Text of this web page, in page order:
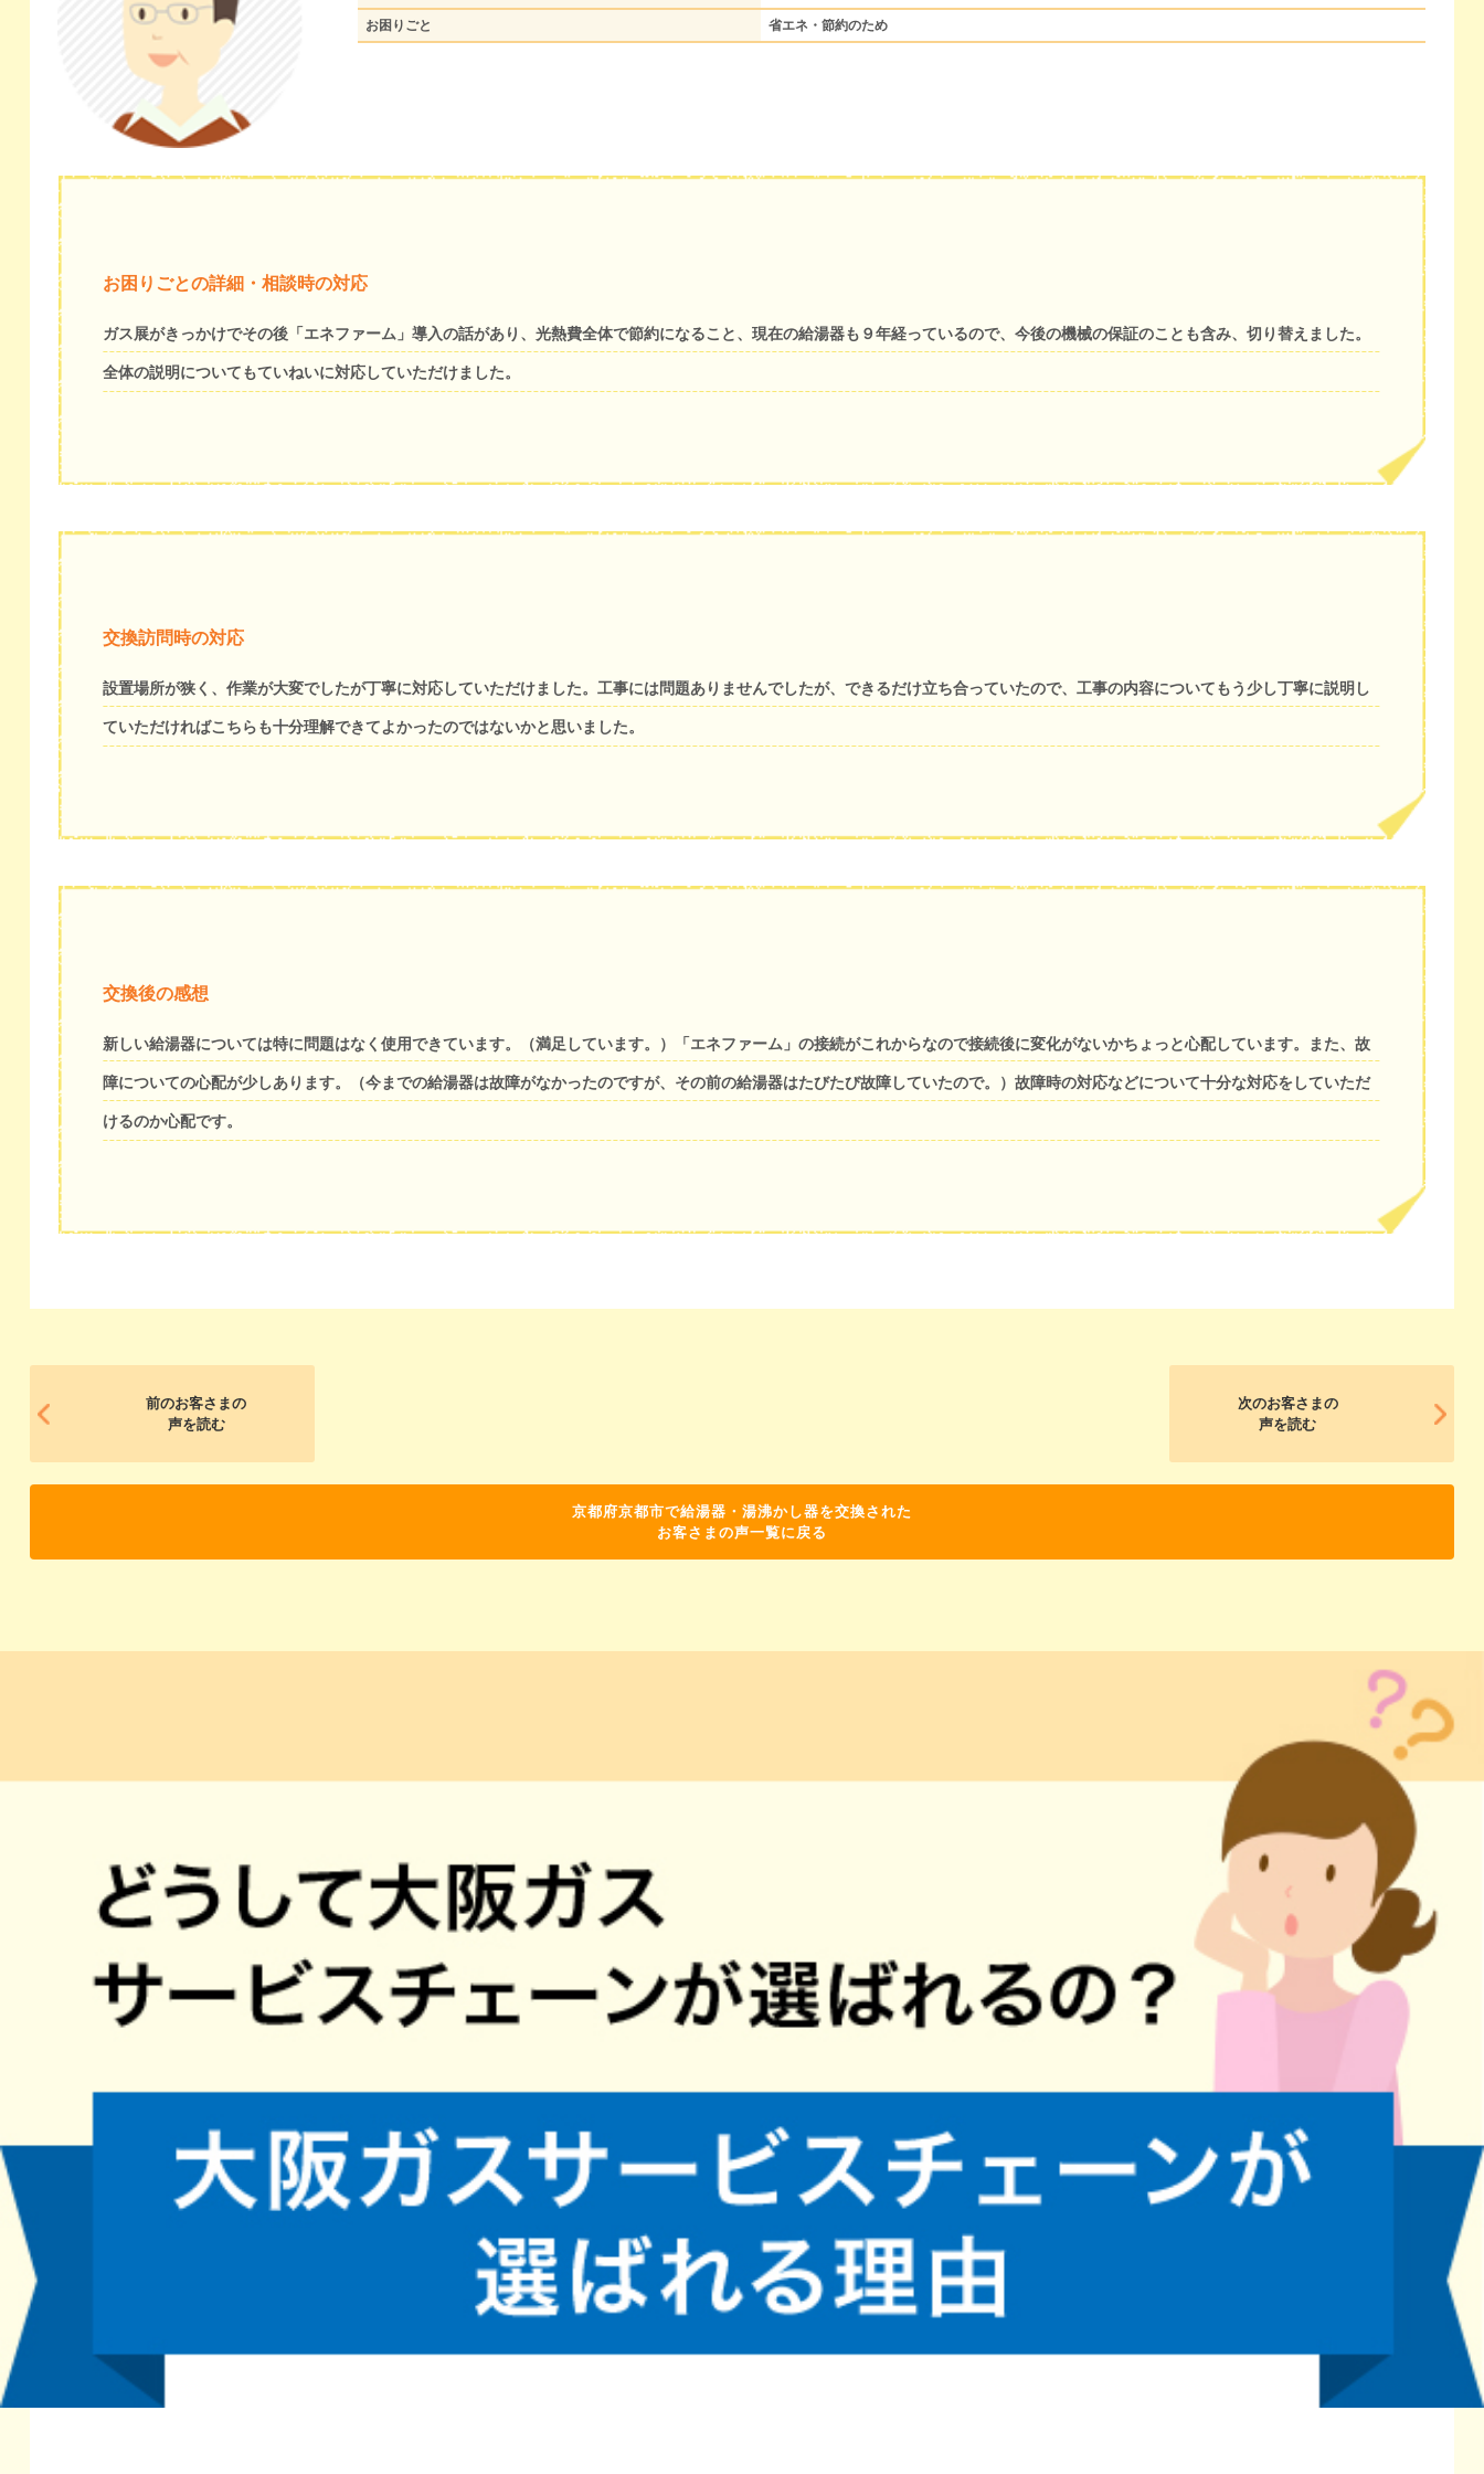
お困りごと 省エネ・節約のため
お困りごとの詳細・相談時の対応
ガス展がきっかけでその後「エネファーム」導入の話があり、光熱費全体で節約になること、現在の給湯器も９年経っているので、今後の機械の保証のことも含み、切り替えました。
全体の説明についてもていねいに対応していただけました。
交換訪問時の対応
設置場所が狭く、作業が大変でしたが丁寧に対応していただけました。工事には問題ありませんでしたが、できるだけ立ち合っていたので、工事の内容についてもう少し丁寧に説明し
ていただければこちらも十分理解できてよかったのではないかと思いました。
交換後の感想
新しい給湯器については特に問題はなく使用できています。（満足しています。）「エネファーム」の接続がこれからなので接続後に変化がないかちょっと心配しています。また、故
障についての心配が少しあります。（今までの給湯器は故障がなかったのですが、その前の給湯器はたびたび故障していたので。）故障時の対応などについて十分な対応をしていただ
けるのか心配です。
前のお客さまの
声を読む
次のお客さまの
声を読む
京都府京都市で給湯器・湯沸かし器を交換された
お客さまの声一覧に戻る